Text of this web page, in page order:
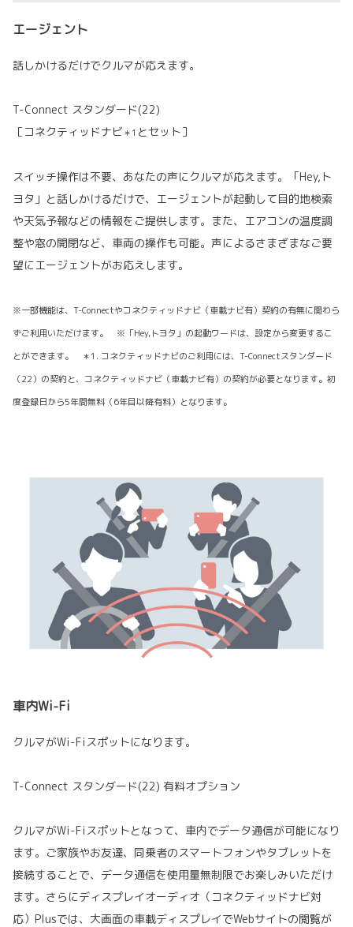
エージェント
話しかけるだけでクルマが応えます。
T-Connect スタンダード(22)
［コネクティッドナビ＊1 とセット］
スイッチ操作は不要、あなたの声にクルマが応えます。「Hey,ト
ヨタ」と話しかけるだけで、エージェントが起動して目的地検索
や天気予報などの情報をご提供します。また、エアコンの温度調
整や窓の開閉など、車両の操作も可能。声によるさまざまなご要
望にエージェントがお応えします。
※一部機能は、T-Connectやコネクティッドナビ（車載ナビ有）契約の有無に関わら
ずご利用いただけます。 ※「Hey,トヨタ」の起動ワードは、設定から変更するこ
とができます。 ＊1. コネクティッドナビのご利用には、T-Connectスタンダード
（22）の契約と、コネクティッドナビ（車載ナビ有）の契約が必要となります。初
度登録日から5年間無料（6年目以降有料）となります。
車内Wi-Fi
クルマがWi-Fiスポットになります。
T-Connect スタンダード(22) 有料オプション
クルマがWi-Fiスポットとなって、車内でデータ通信が可能になり
ます。ご家族やお友達、同乗者のスマートフォンやタブレットを
接続することで、データ通信を使用量無制限でお楽しみいただけ
ます。さらにディスプレイオーディオ（コネクティッドナビ対
応）Plusでは、大画面の車載ディスプレイでWebサイトの閲覧が